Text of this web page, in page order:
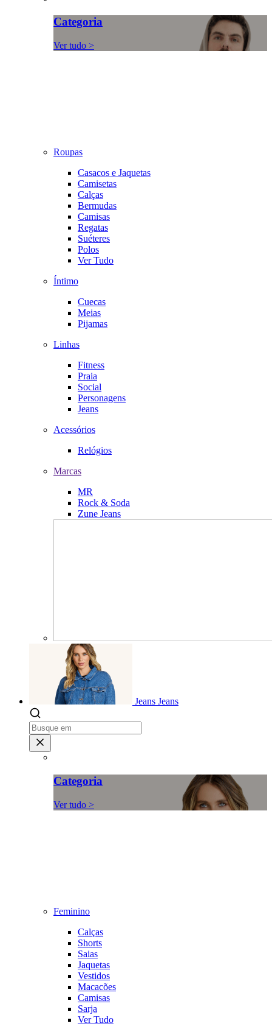
Categoria
Ver tudo >
Roupas
Casacos e Jaquetas
Camisetas
Calças
Bermudas
Camisas
Regatas
Suéteres
Polos
Ver Tudo
Íntimo
Cuecas
Meias
Pijamas
Linhas
Fitness
Praia
Social
Personagens
Jeans
Acessórios
Relógios
Marcas
MR
Rock & Soda
Zune Jeans
Jeans Jeans
Categoria
Ver tudo >
Feminino
Calças
Shorts
Saias
Jaquetas
Vestidos
Macacões
Camisas
Sarja
Ver Tudo